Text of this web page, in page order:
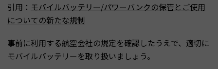
引用： モバイルバッテリー/パワーバンクの保管とご使用
についての新たな規制
事前に利用する航空会社の規定を確認したうえで、適切に
モバイルバッテリーを取り扱いましょう。